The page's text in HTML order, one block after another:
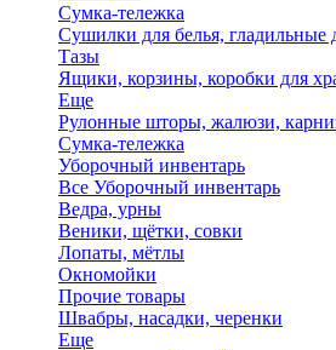
Сумка-тележка
Сушилки для белья, гладильные
Тазы
Ящики, корзины, коробки для
Еще
Рулонные шторы, жалюзи,
Сумка-тележка
Уборочный инвентарь
Все Уборочный инвентарь
Ведра, урны
Веники, щётки, совки
Лопаты, мётлы
Окномойки
Прочие товары
Швабры, насадки, черенки
Еще